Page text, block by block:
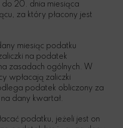
20. dnia miesiąca
za który płacony jest
miesiąc podatku
na podatek
zasadach ogólnych. W
wpłacają zaliczki
podatek obliczony za
dany kwartał.
podatku, jeżeli jest on